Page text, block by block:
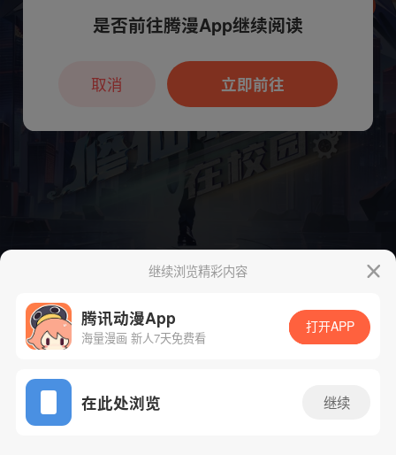
App免费看
下一话 腾漫App免费看
继续浏览精彩内容
腾讯动漫App
海量漫画 新人7天免费看
打开APP
在此处浏览 继续
本章节仅支持App阅读，可打开App新用
户7天免费看
是否前往腾漫App继续阅读
立即前往
取消